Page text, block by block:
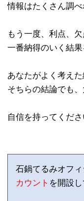
情報はたくさん調べ
もう一度、利点、
一番納得のいく結果
あなたがよく考えた
そちらの結論でも、
自信を持ってくださ
石鍋てるみオフィ
カウント を開設し